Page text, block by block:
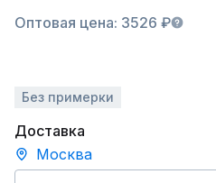
Оптовая цена: 3526 ₽
Без примерки
Доставка
Москва